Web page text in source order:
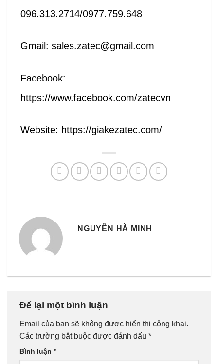
096.313.2714/0977.759.648
Gmail: sales.zatec@gmail.com
Facebook:
https://www.facebook.com/zatecvn
Website: https://giakezatec.com/
NGUYỄN HÀ MINH
Để lại một bình luận
Email của bạn sẽ không được hiển thị công khai.
Các trường bắt buộc được đánh dấu *
Bình luận *